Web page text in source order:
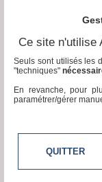
tvlocale.fr
Contactez-nous
Ce site n'utilise
Seuls sont utilisés les
"techniques"
En revanche, pour
paramétrer/gérer
QUITTER